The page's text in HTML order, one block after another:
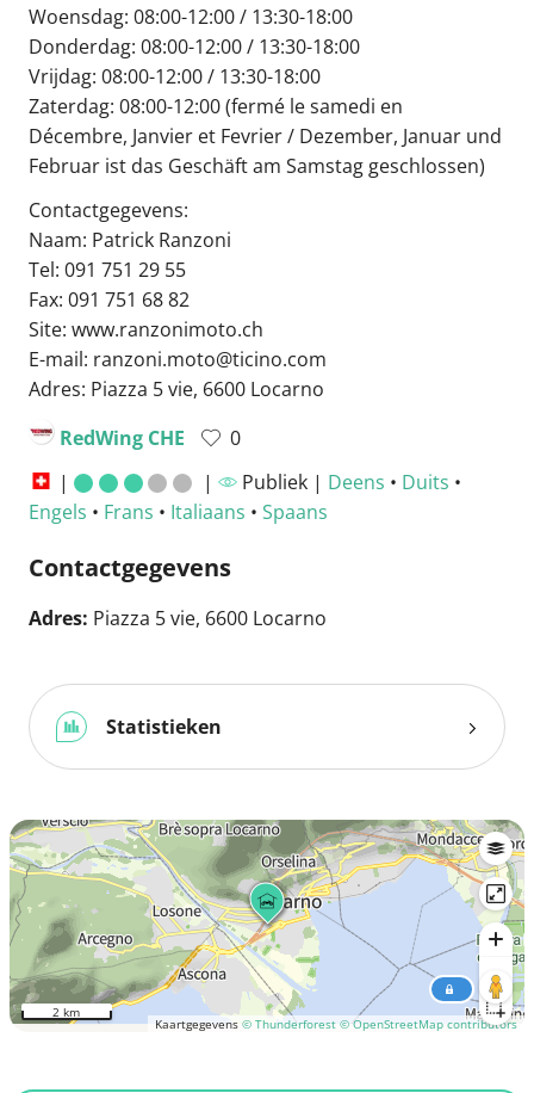
Woensdag: 08:00-12:00 / 13:30-18:00
Donderdag: 08:00-12:00 / 13:30-18:00
Vrijdag: 08:00-12:00 / 13:30-18:00
Zaterdag: 08:00-12:00 (fermé le samedi en
Décembre, Janvier et Fevrier / Dezember, Januar und
Februar ist das Geschäft am Samstag geschlossen)
Contactgegevens:
Naam: Patrick Ranzoni
Tel: 091 751 29 55
Fax: 091 751 68 82
Site: www.ranzonimoto.ch
E-mail: ranzoni.moto@ticino.com
Adres: Piazza 5 vie, 6600 Locarno
RedWing CHE
0
|
| Publiek | Deens • Duits •
Engels • Frans • Italiaans • Spaans
Contactgegevens
Adres: Piazza 5 vie, 6600 Locarno
Statistieken
Kaartgegevens © Thunderforest © OpenStreetMap contributors
2 km